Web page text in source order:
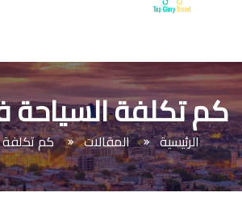
كم تكلفة السياحة
الرئيسية المقالات كم تكلفة